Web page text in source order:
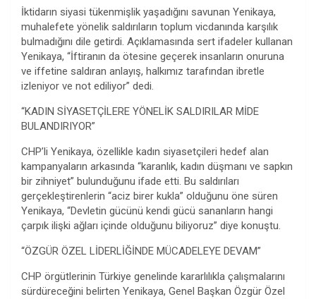
İktidarın siyasi tükenmişlik yaşadığını savunan Yenikaya,
muhalefete yönelik saldırıların toplum vicdanında karşılık
bulmadığını dile getirdi. Açıklamasında sert ifadeler kullanan
Yenikaya, “İftiranın da ötesine geçerek insanların onuruna
ve iffetine saldıran anlayış, halkımız tarafından ibretle
izleniyor ve not ediliyor” dedi.
“KADIN SİYASETÇİLERE YÖNELİK SALDIRILAR MİDE
BULANDIRIYOR”
CHP’li Yenikaya, özellikle kadın siyasetçileri hedef alan
kampanyaların arkasında “karanlık, kadın düşmanı ve sapkın
bir zihniyet” bulunduğunu ifade etti. Bu saldırıları
gerçekleştirenlerin “aciz birer kukla” olduğunu öne süren
Yenikaya, “Devletin gücünü kendi gücü sananların hangi
çarpık ilişki ağları içinde olduğunu biliyoruz” diye konuştu.
“ÖZGÜR ÖZEL LİDERLİĞİNDE MÜCADELEYE DEVAM”
CHP örgütlerinin Türkiye genelinde kararlılıkla çalışmalarını
sürdüreceğini belirten Yenikaya, Genel Başkan Özgür Özel